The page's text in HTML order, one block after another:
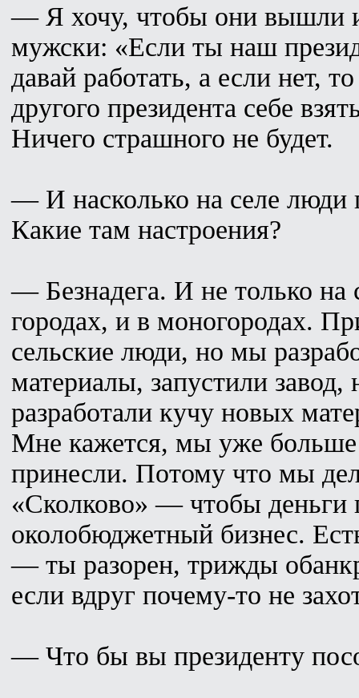
— Я хочу, чтобы они вышли
мужски: «Если ты наш
давай работать, а если нет,
другого президента себе
Ничего страшного не будет.
— И насколько на селе люди
Какие там настроения?
— Безнадега. И не только
городах, и в моногородах.
сельские люди, но мы
материалы, запустили
разработали кучу новых
Мне кажется, мы уже
принесли. Потому что мы
«Сколково» — чтобы деньги
околобюджетный бизнес.
— ты разорен, трижды
если вдруг почему-то не
— Что бы вы президенту